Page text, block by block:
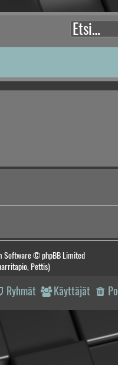
Software © phpBB Limited
Pettis)
Käyttäjät
Ryhmät